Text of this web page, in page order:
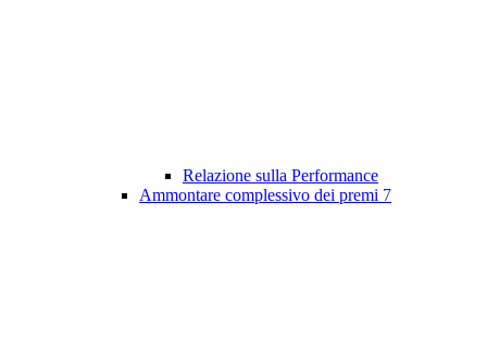
Relazione sulla Performance
Ammontare complessivo dei premi 7